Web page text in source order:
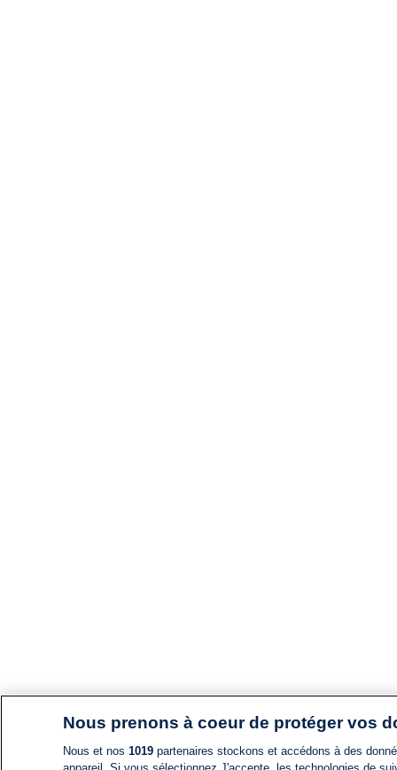
Nous prenons à coeur de protéger vos
Nous et nos 1019partenaires stockons et accédons à des